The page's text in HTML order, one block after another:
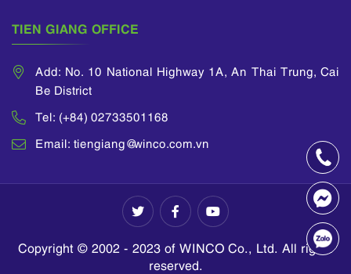
TIEN GIANG OFFICE
Add: No. 10 National Highway 1A, An Thai Trung, Cai
Be District
Tel: (+84) 02733501168
Email: tiengiang@winco.com.vn
Copyright © 2002 - 2023 of WINCO Co., Ltd. All rights
reserved.